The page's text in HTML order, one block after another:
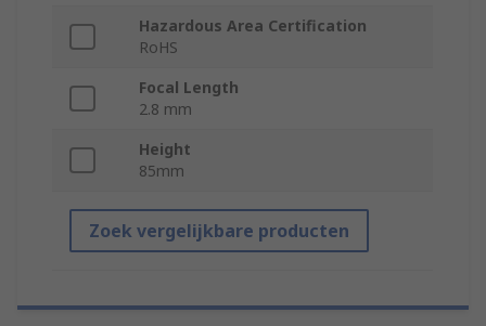
Hazardous Area Certification
RoHS
Focal Length
2.8 mm
Height
85mm
Zoek vergelijkbare producten